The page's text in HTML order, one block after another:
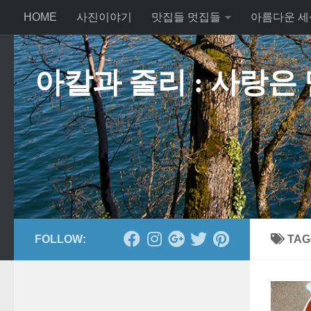
Skip to content
HOME 사진이야기 맛집들 멋집들 아름다운
아칼과 줄리 : 사랑은
FOLLOW: